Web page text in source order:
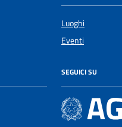
Luoghi
Eventi
SEGUICI SU